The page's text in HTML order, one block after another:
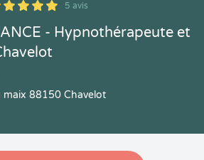
5 avis
- Hypnothérapeute et
maix 88150 Chavelot